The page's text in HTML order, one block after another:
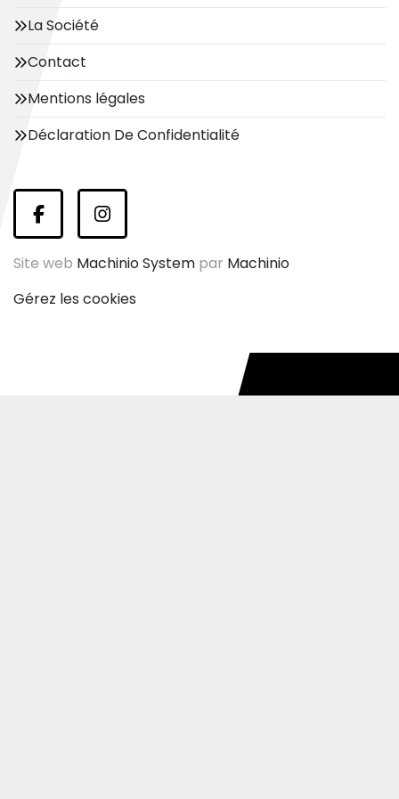
La Société
Contact
Mentions légales
Déclaration De Confidentialité
facebookinstagram
Site web Machinio System par Machinio
Gérez les cookies